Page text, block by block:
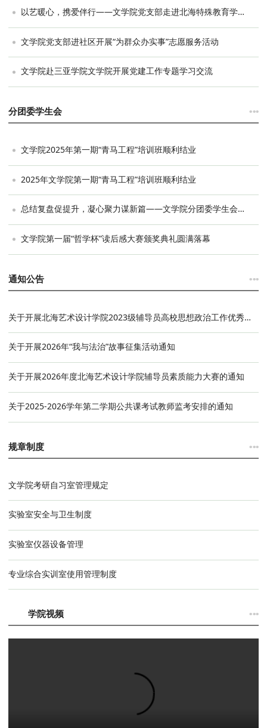
以艺暖心，携爱伴行——文学院党支部走进北海特殊教育学校开展艺术共创活动
文学院党支部进社区开展“为群众办实事”志愿服务活动
文学院赴三亚学院文学院开展党建工作专题学习交流
分团委学生会 ···
文学院2025年第一期“青马工程”培训班顺利结业
2025年文学院第一期“青马工程”培训班顺利结业
总结复盘促提升，凝心聚力谋新篇——文学院分团委学生会述职会议圆满召开
文学院第一届“哲学杯”读后感大赛颁奖典礼圆满落幕
通知公告 ···
关于开展北海艺术设计学院2023级辅导员高校思想政治工作优秀案例与思想政治教育优秀论文评选活动的通知
关于开展2026年“我与法治”故事征集活动通知
关于开展2026年度北海艺术设计学院辅导员素质能力大赛的通知
关于2025-2026学年第二学期公共课考试教师监考安排的通知
规章制度 ···
文学院考研自习室管理规定
实验室安全与卫生制度
实验室仪器设备管理
专业综合实训室使用管理制度
学院视频 ···